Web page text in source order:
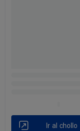
Ir al chollo